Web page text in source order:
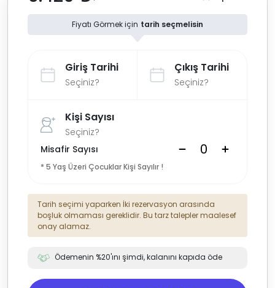
Fiyatı Görmek için tarih seçmelisin
Giriş Tarihi
Seçiniz?
Çıkış Tarihi
Seçiniz?
Kişi Sayısı
Seçiniz?
Misafir Sayısı
* 5 Yaş Üzeri Çocuklar Kişi Sayılır !
Tarih seçimi yaparken İki rezervasyon arasında
boşluk olmaması gereklidir. Bu tarz talepler maalesef
onay alamaz.
Ödemenin %20'ını şimdi, kalanını kapıda öde